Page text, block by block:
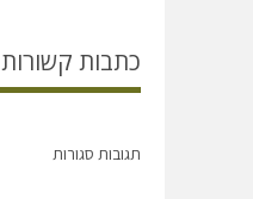
כתבות קשורות
תגובות סגורות